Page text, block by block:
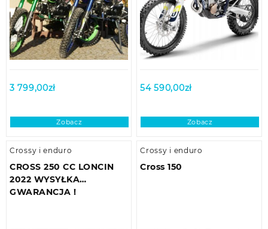
3 799,00zł
Zobacz
54 590,00zł
Zobacz
Crossy i enduro
CROSS 250 CC LONCIN
2022 WYSYŁKA
GWARANCJA !
Crossy i enduro
Cross 150